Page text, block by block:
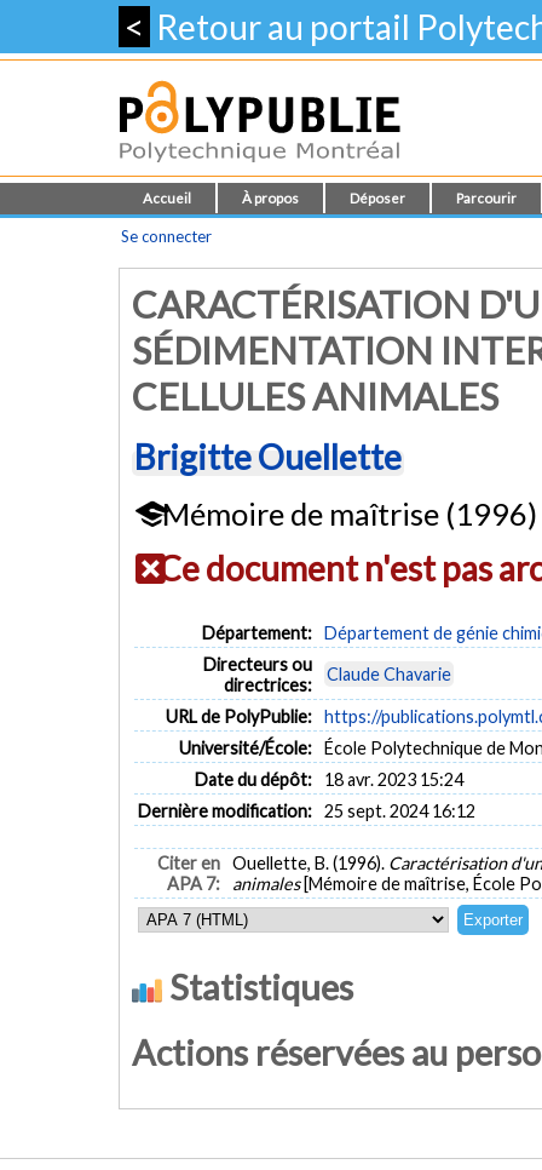
< Retour au portail
Accueil À propos Déposer Parcourir
Se connecter
CARACTÉRISATION
SÉDIMENTATION
CELLULES ANIMALES
Brigitte Ouellette
Mémoire de maîtrise (1996)
Ce document n'est pas
Département: Département de génie
Directeurs ou
directrices:
Claude Chavarie
URL de PolyPublie: https://
Université/École: École Polytechnique de
Date du dépôt:
18 avr. 2023 15:24
Dernière modification: 25 sept. 2024 16:12
Citer en
APA 7:
Ouellette, B. (1996). Caractérisation
animales [Mémoire de maîtrise, École
Statistiques
Actions réservées au